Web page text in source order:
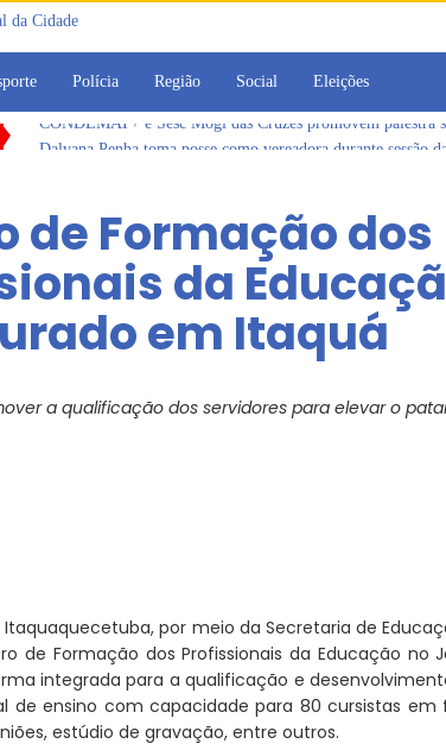
Polícia Região Social Eleições
Dalvana Penha toma posse como vereadora durante sessão
Com estratégias reforçadas de multivacinação, Arujá não
Vereadores Mirins iniciam jornada no Legislativo com
CONDEMAT+ e Sesc Mogi das Cruzes promovem palestra
de Formação dos
da
em Itaquá
a qualificação dos servidores para elevar o
Itaquaquecetuba, por meio da Secretaria de
de Formação dos Profissionais da Educação no
integrada para a qualificação e
de ensino com capacidade para 80 cursistas em
estúdio de gravação, entre outros.